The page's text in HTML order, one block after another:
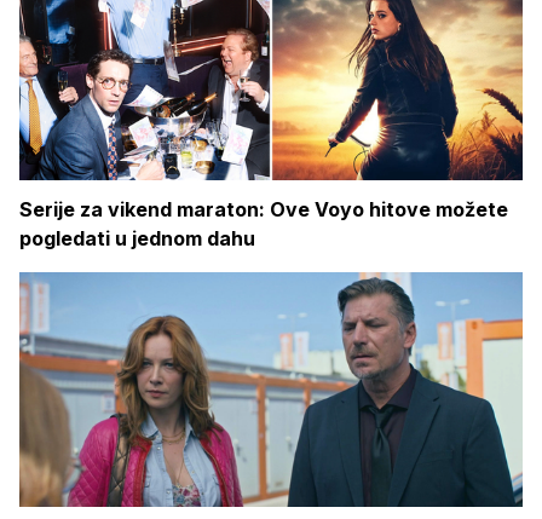
Serije za vikend maraton: Ove Voyo hitove možete
pogledati u jednom dahu